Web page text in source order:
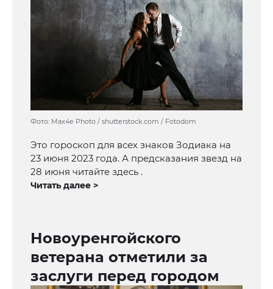
Фото: Max4e Photo / shutterstock.com / Fotodom
Это гороскоп для всех знаков Зодиака на
23 июня 2023 года. А предсказания звезд на
28 июня читайте здесь .
Читать далее >
Новоуренгойского
ветерана отметили за
заслуги перед городом